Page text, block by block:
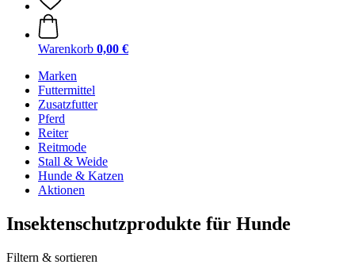
Warenkorb 0,00 €
Marken
Futtermittel
Zusatzfutter
Pferd
Reiter
Reitmode
Stall & Weide
Hunde & Katzen
Aktionen
Insektenschutzprodukte für Hunde
Filtern & sortieren